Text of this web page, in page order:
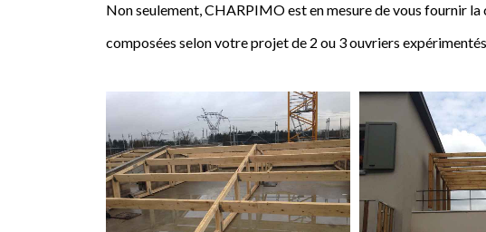
Non seulement, CHARPIMO est en mesure de vous fournir
composées selon votre projet de 2 ou 3 ouvriers